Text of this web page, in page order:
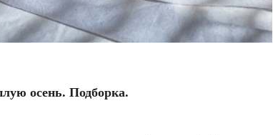
осень. Подборка.